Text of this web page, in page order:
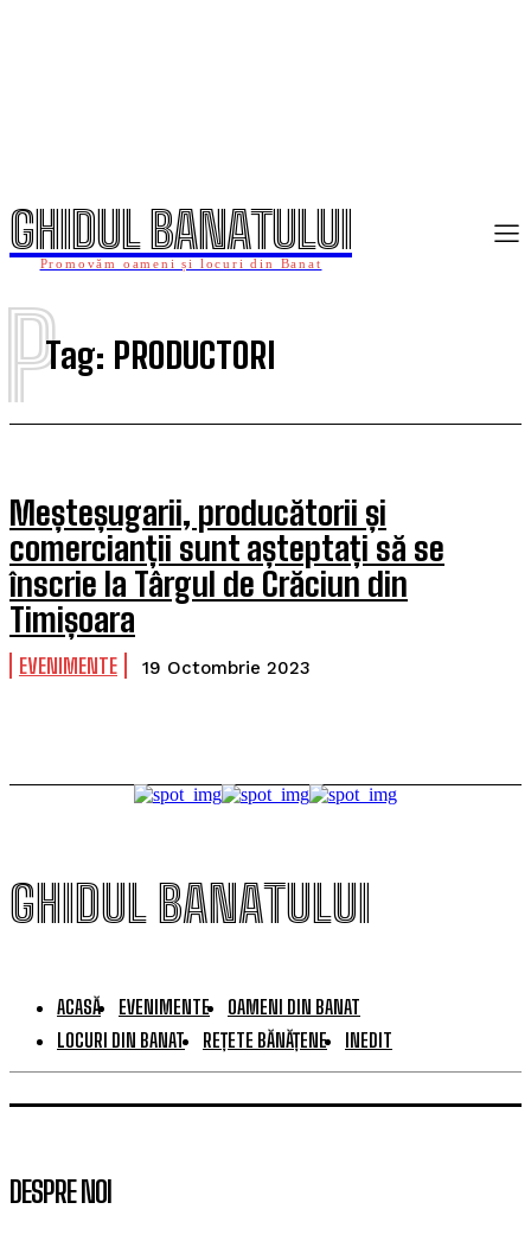
GHIDUL BANATULUI
Promovăm oameni și locuri din Banat
Tag: PRODUCTORI
P
Meșteșugarii, producătorii și
comercianții sunt așteptați să se
înscrie la Târgul de Crăciun din
Timișoara
EVENIMENTE 19 Octombrie 2023
GHIDUL BANATULUI
ACASĂ EVENIMENTE
OAMENI DIN BANAT
LOCURI DIN BANAT
REȚETE BĂNĂȚENE INEDIT
DESPRE NOI